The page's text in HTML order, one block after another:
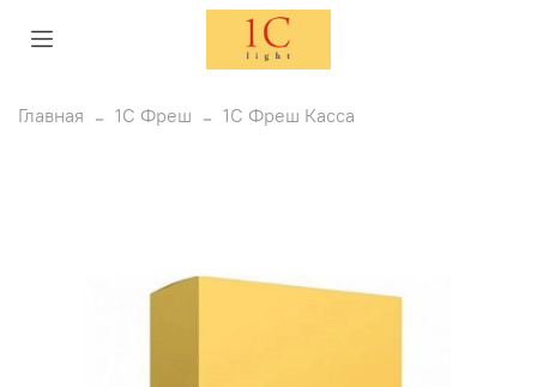
Главная 1С Фреш 1С Фреш Касса